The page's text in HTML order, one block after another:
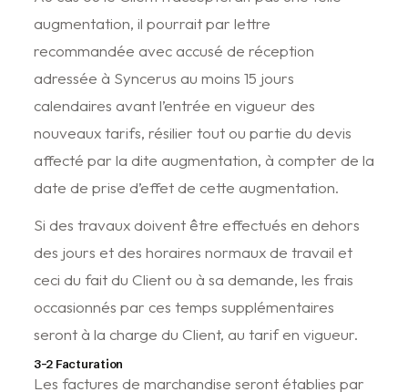
augmentation, il pourrait par lettre
recommandée avec accusé de réception
adressée à Syncerus au moins 15 jours
calendaires avant l’entrée en vigueur des
nouveaux tarifs, résilier tout ou partie du devis
affecté par la dite augmentation, à compter de la
date de prise d’effet de cette augmentation.
Si des travaux doivent être effectués en dehors
des jours et des horaires normaux de travail et
ceci du fait du Client ou à sa demande, les frais
occasionnés par ces temps supplémentaires
seront à la charge du Client, au tarif en vigueur.
3-2 Facturation
Les factures de marchandise seront établies par